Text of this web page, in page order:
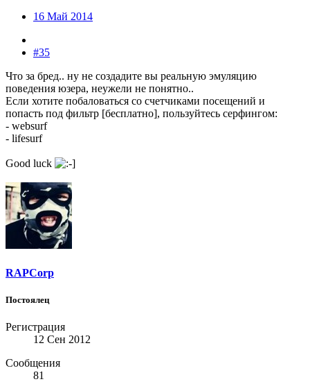
16 Май 2014
#35
Что за бред.. ну не создадите вы реальную эмуляцию
поведения юзера, неужели не понятно..
Если хотите побаловаться со счетчиками посещений и
попасть под фильтр [бесплатно], пользуйтесь серфингом:
- websurf
- lifesurf
Good luck
RAPCorp
Постоялец
Регистрация
12 Сен 2012
Сообщения
81